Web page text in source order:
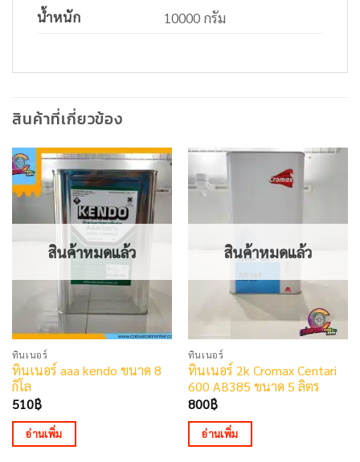
น้ำหนัก 10000 กรัม
สินค้าที่เกี่ยวข้อง
สินค้าหมดแล้ว
ทินเนอร์
ทินเนอร์ aaa kendo ขนาด 8
กิโล
510฿
อ่านเพิ่ม
สินค้าหมดแล้ว
ทินเนอร์
ทินเนอร์ 2k Cromax Centari
600 AB385 ขนาด 5 ลิตร
800฿
อ่านเพิ่ม